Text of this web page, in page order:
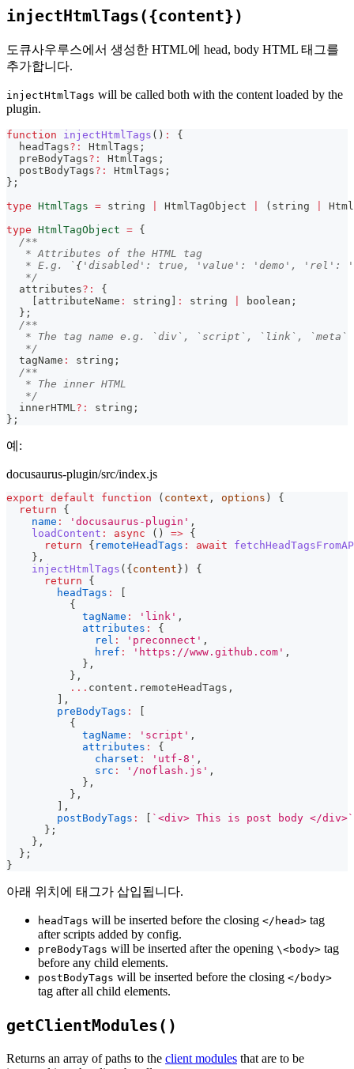
injectHtmlTags({content})
도큐사우루스에서 생성한 HTML에 head, body HTML 태그를
추가합니다.
injectHtmlTags will be called both with the content loaded by the
plugin.
function injectHtmlTags ( ) :
{
  headTags
? : HtmlTags ;
  preBodyTags
? : HtmlTags ;
  postBodyTags
? : HtmlTags ;
} ;
type HtmlTags = string HtmlTagObject ( string
type HtmlTagObject = {
/**
   * Attributes of the HTML tag
   * E.g. `
{ 'disabled': true, 'value': 'demo', 'rel':
   */
  attributes
? :
{
attributeName : string : string boolean ;
} ;
/**
   * The tag name e.g. `div`, `script`, `link`, `meta`
   */
  tagName
: string ;
/**
   * The inner HTML
   */
  innerHTML
? : string ;
} ;
예:
docusaurus-plugin/src/index.js
export default function ( context , options )
{
return
{
name : 'docusaurus-plugin' ,
loadContent : async ( ) => {
return
{ remoteHeadTags : await
} ,
injectHtmlTags ( { content } )
{
return
{
headTags :
{
tagName : 'link' ,
attributes :
{
rel : 'preconnect' ,
href : 'https://www.github.com' ,
} ,
} ,
... content . remoteHeadTags ,
,
preBodyTags :
{
tagName : 'script' ,
attributes :
{
charset : 'utf-8' ,
src : '/noflash.js' ,
} ,
} ,
,
postBodyTags : ` <div> This is post body </div>`
} ;
} ,
} ;
}
아래 위치에 태그가 삽입됩니다.
headTags will be inserted before the closing </head> tag
after scripts added by config.
preBodyTags will be inserted after the opening \<body> tag
before any child elements.
postBodyTags will be inserted before the closing </body>
tag after all child elements.
getClientModules()
Returns an array of paths to the client modules that are to be